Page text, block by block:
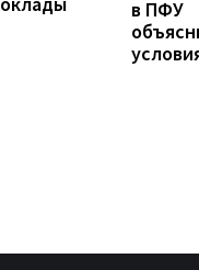
в ПФУ